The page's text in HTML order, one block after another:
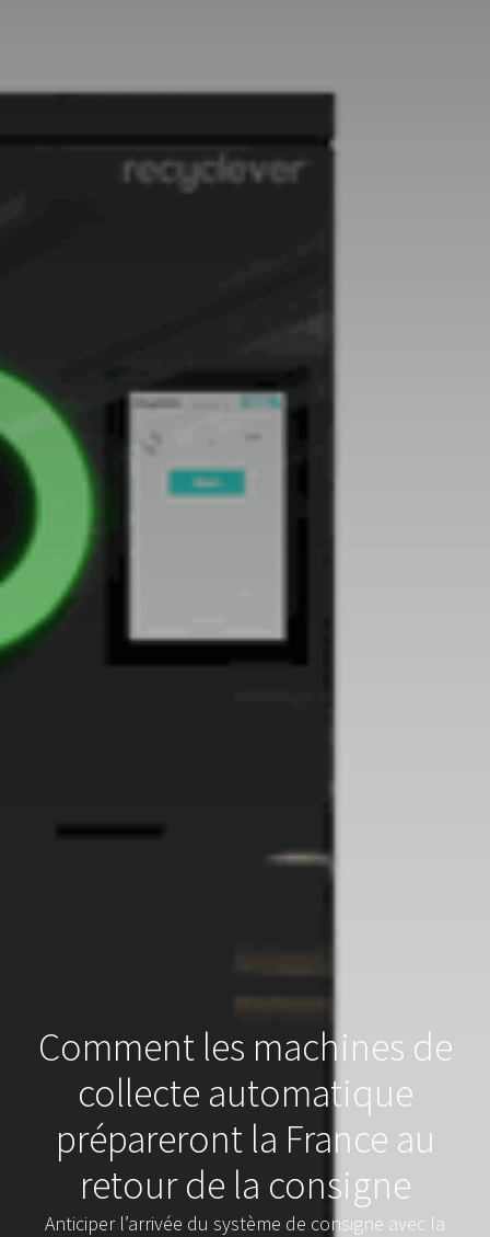
Comment les machines de
collecte automatique
prépareront la France au
retour de la consigne
Anticiper l’arrivée du système de consigne avec la